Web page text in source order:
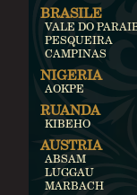
BRASILE
VALE DO
PESQUEIRA
CAMPINAS
NIGERIA
AOKPE
RUANDA
KIBEHO
AUSTRIA
ABSAM
LUGGAU
MARBACH